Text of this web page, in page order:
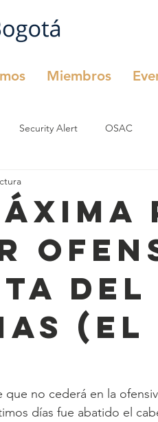
Miembros
Security Alert OSAC
Comité de Seguridad
no cederá en la
días fue abatido el